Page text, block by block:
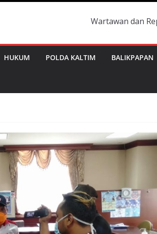
Wartawan dan Reporter
HUKUM POLDA KALTIM BALIKPAPAN